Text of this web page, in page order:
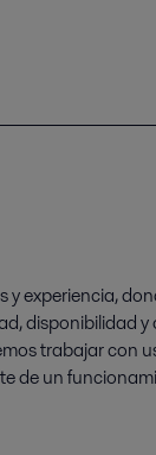
experiencia,
disponibilidad y
trabajar con
de un